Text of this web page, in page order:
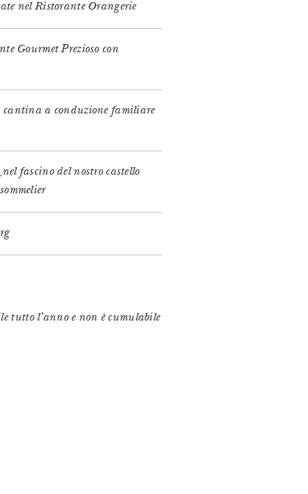
nel Ristorante Orangerie
Gourmet Prezioso con
a conduzione familiare
nel fascino del nostro castello
tutto l’anno e non è cumulabile